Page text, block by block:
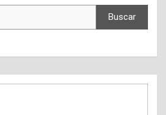
Buscar